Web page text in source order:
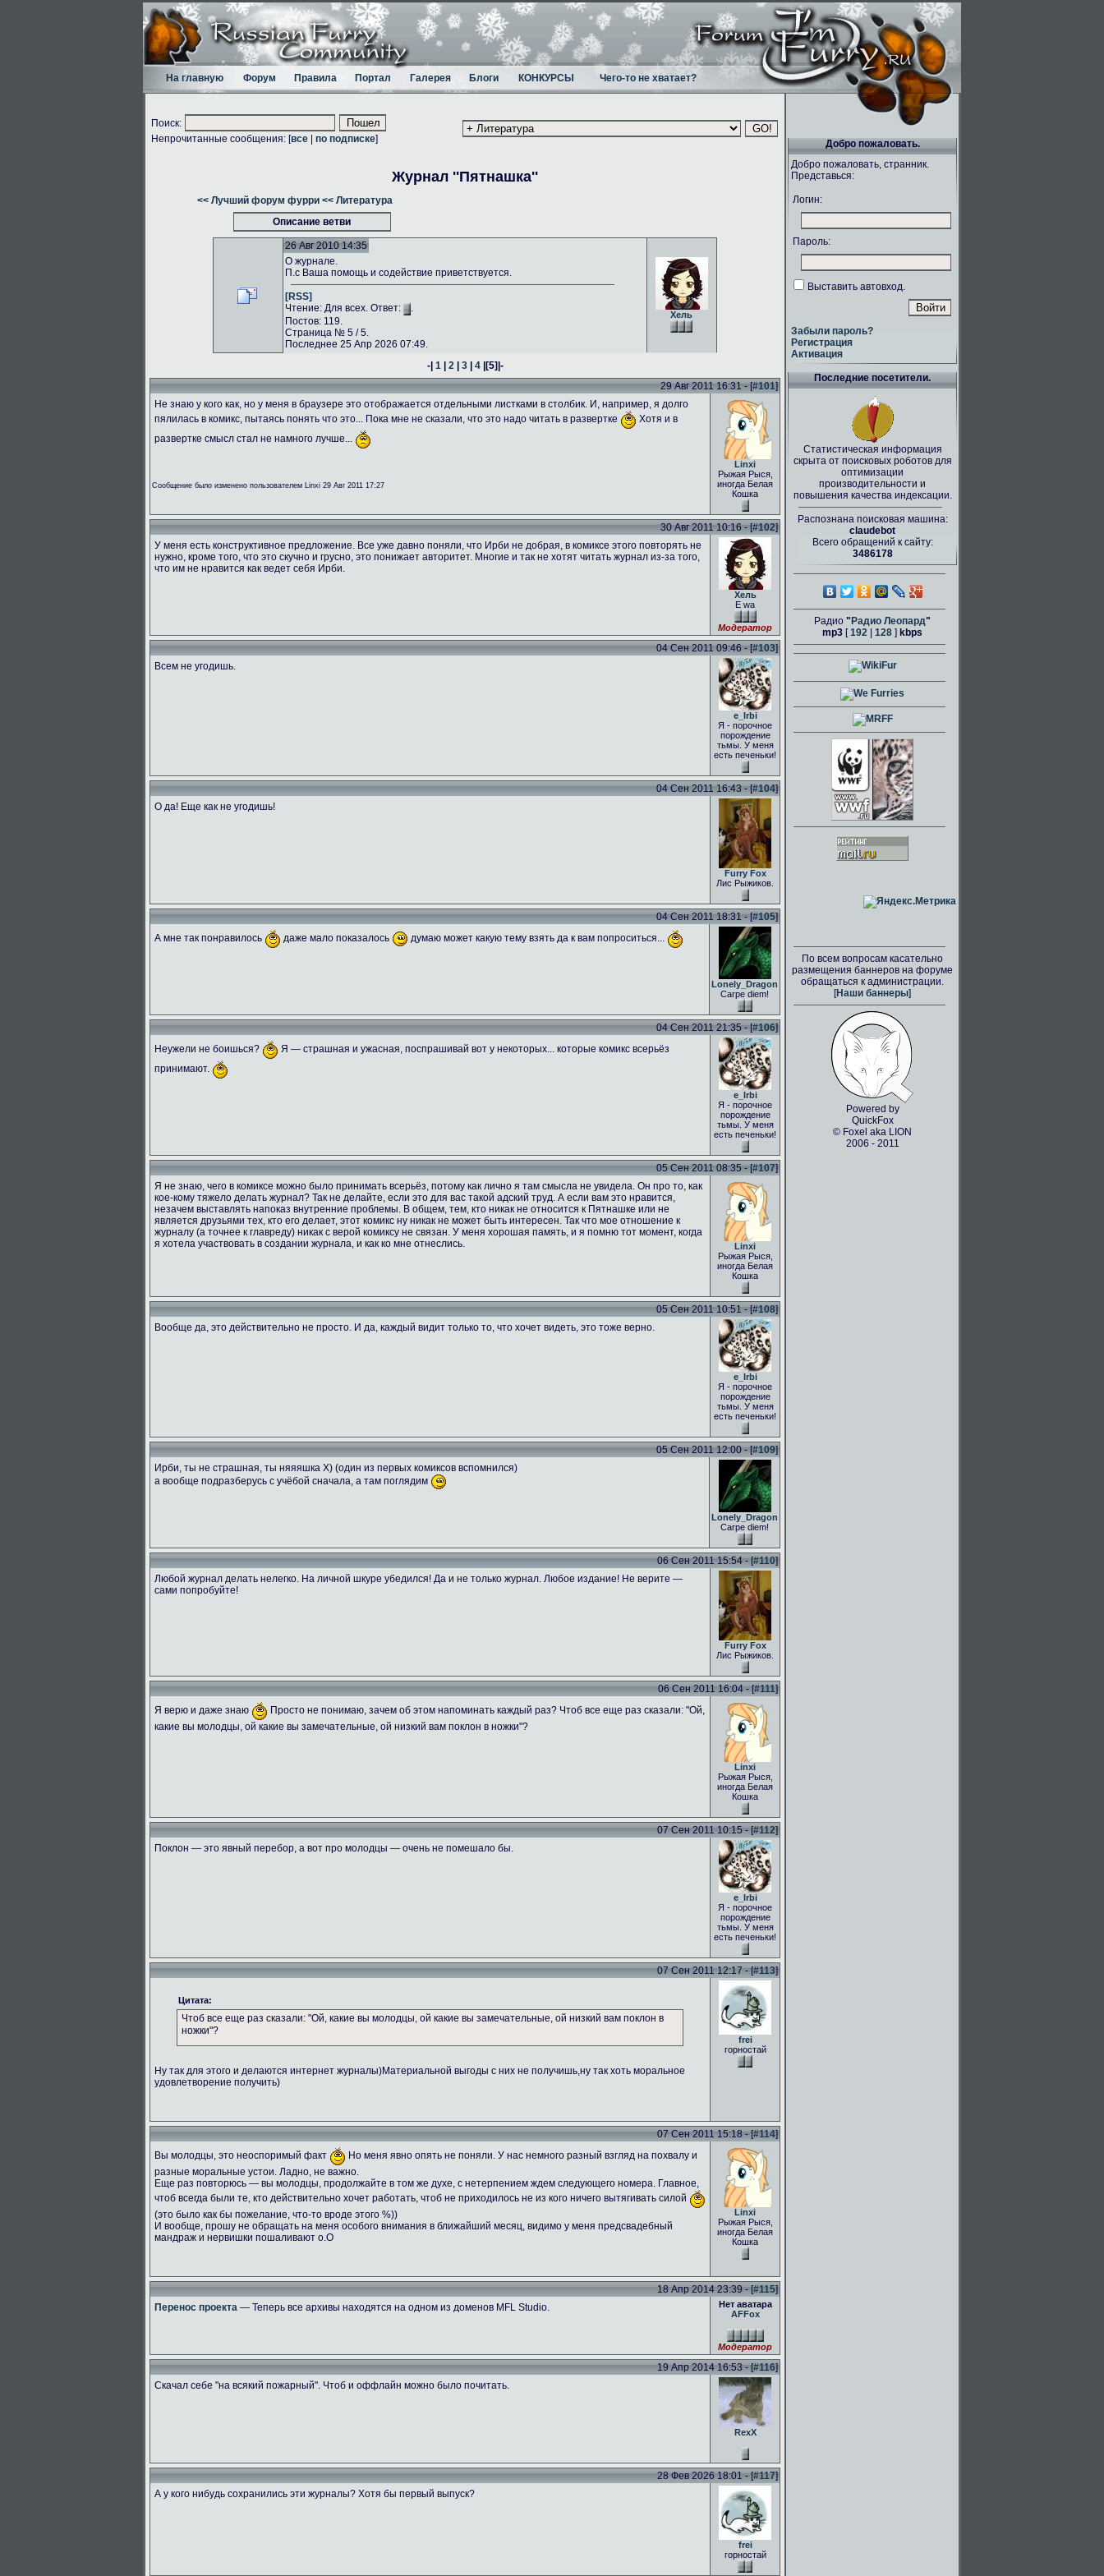
На главную Форум Правила Портал Галерея Блоги КОНКУРСЫ Чего-то не хватает?
Поиск:
Непрочитанные сообщения: [все по подписке]
Журнал ''Пятнашка''
<< Лучший форум фурри << Литература
Описание ветви
26 Авг 2010 14:35
Хель
О журнале.
П.с Ваша помощь и содействие приветствуется.
[RSS]
Чтение: Для всех. Ответ:
.
Постов: 119.
Страница № 5 / 5.
Последнее 25 Апр 2026 07:49.
-| 1| 2| 3| 4|[5]|-
29 Авг 2011 16:31 - [#101]
Не знаю у кого как, но у меня в браузере это отображается отдельными листками в столбик. И, например, я долго
пялилась в комикс, пытаясь понять что это... Пока мне не сказали, что это надо читать в развертке
Хотя и в
развертке смысл стал не намного лучше...
Сообщение было изменено пользователем Linxi 29 Авг 2011 17:27
Linxi
Рыжая Рыся,
иногда Белая
Кошка
30 Авг 2011 10:16 - [#102]
У меня есть конструктивное предложение. Все уже давно поняли, что Ирби не добрая, в комиксе этого повторять не
нужно, кроме того, что это скучно и грусно, это понижает авторитет. Многие и так не хотят читать журнал из-за того,
что им не нравится как ведет себя Ирби.
Хель
E wa
Модератор
04 Сен 2011 09:46 - [#103]
Всем не угодишь.
e_Irbi
Я - порочное
порождение
тьмы. У меня
есть печеньки!
04 Сен 2011 16:43 - [#104]
О да! Еще как не угодишь!
Furry Fox
Лис Рыжиков.
04 Сен 2011 18:31 - [#105]
А мне так понравилось
даже мало показалось думаю может какую тему взять да к вам попроситься...
Lonely_Dragon
Carpe diem!
04 Сен 2011 21:35 - [#106]
Неужели не боишься?
Я — страшная и ужасная, поспрашивай вот у некоторых... которые комикс всерьёз
принимают.
e_Irbi
Я - порочное
порождение
тьмы. У меня
есть печеньки!
05 Сен 2011 08:35 - [#107]
Я не знаю, чего в комиксе можно было принимать всерьёз, потому как лично я там смысла не увидела. Он про то, как
кое-кому тяжело делать журнал? Так не делайте, если это для вас такой адский труд. А если вам это нравится,
незачем выставлять напоказ внутренние проблемы. В общем, тем, кто никак не относится к Пятнашке или не
является друзьями тех, кто его делает, этот комикс ну никак не может быть интересен. Так что мое отношение к
журналу (а точнее к главреду) никак с верой комиксу не связан. У меня хорошая память, и я помню тот момент, когда
я хотела участвовать в создании журнала, и как ко мне отнеслись.
Linxi
Рыжая Рыся,
иногда Белая
Кошка
05 Сен 2011 10:51 - [#108]
Вообще да, это действительно не просто. И да, каждый видит только то, что хочет видеть, это тоже верно.
e_Irbi
Я - порочное
порождение
тьмы. У меня
есть печеньки!
05 Сен 2011 12:00 - [#109]
Ирби, ты не страшная, ты няяяшка X) (один из первых комиксов вспомнился)
а вообще подразберусь с учёбой сначала, а там поглядим
Lonely_Dragon
Carpe diem!
06 Сен 2011 15:54 - [#110]
Любой журнал делать нелегко. На личной шкуре убедился! Да и не только журнал. Любое издание! Не верите —
сами попробуйте!
Furry Fox
Лис Рыжиков.
06 Сен 2011 16:04 - [#111]
Я верю и даже знаю
Просто не понимаю, зачем об этом напоминать каждый раз? Чтоб все еще раз сказали: "Ой,
какие вы молодцы, ой какие вы замечательные, ой низкий вам поклон в ножки"?
Linxi
Рыжая Рыся,
иногда Белая
Кошка
07 Сен 2011 10:15 - [#112]
Поклон — это явный перебор, а вот про молодцы — очень не помешало бы.
e_Irbi
Я - порочное
порождение
тьмы. У меня
есть печеньки!
07 Сен 2011 12:17 - [#113]
Цитата:
Чтоб все еще раз сказали: "Ой, какие вы молодцы, ой какие вы замечательные, ой низкий вам поклон в
ножки"?
Ну так для этого и делаются интернет журналы)Материальной выгоды с них не получишь,ну так хоть моральное
удовлетворение получить)
frei
горностай
07 Сен 2011 15:18 - [#114]
Вы молодцы, это неоспоримый факт
Но меня явно опять не поняли. У нас немного разный взгляд на похвалу и
разные моральные устои. Ладно, не важно.
Еще раз повторюсь — вы молодцы, продолжайте в том же духе, с нетерпением ждем следующего номера. Главное,
чтоб всегда были те, кто действительно хочет работать, чтоб не приходилось не из кого ничего вытягивать силой
(это было как бы пожелание, что-то вроде этого %))
И вообще, прошу не обращать на меня особого внимания в ближайший месяц, видимо у меня предсвадебный
мандраж и нервишки пошаливают о.О
Linxi
Рыжая Рыся,
иногда Белая
Кошка
18 Апр 2014 23:39 - [#115]
Перенос проекта — Теперь все архивы находятся на одном из доменов MFL Studio.
Нет аватара
AFFox
Модератор
19 Апр 2014 16:53 - [#116]
Скачал себе "на всякий пожарный". Чтоб и оффлайн можно было почитать.
RexX
28 Фев 2026 18:01 - [#117]
А у кого нибудь сохранились эти журналы? Хотя бы первый выпуск?
frei
горностай
Добро пожаловать.
Добро пожаловать, странник.
Представься:
Логин:
Пароль:
Выставить автовход.
Забыли пароль?
Регистрация
Активация
Последние посетители.
Статистическая информация
скрыта от поисковых роботов для
оптимизации
производительности и
повышения качества индексации.
Распознана поисковая машина:
claudebot
Всего обращений к сайту:
3486178
Радио " Радио Леопард"
mp3 [192 128 ] kbps
По всем вопросам касательно
размещения баннеров на форуме
обращаться к администрации.
[Наши баннеры]
Powered by
QuickFox
© Foxel aka LION
2006 - 2011